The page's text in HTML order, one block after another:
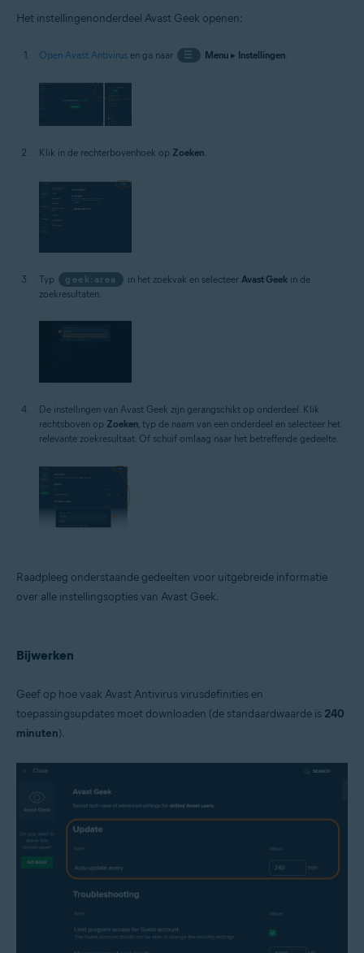
Het instellingenonderdeel Avast Geek openen:
Open Avast Antivirus en ga naar ☰ Menu▸ Instellingen.
Klik in de rechterbovenhoek op Zoeken
Typ geek:area in het zoekvak en selecteer Avast Geekin de
zoekresultaten.
De instellingen van Avast Geek zijn gerangschikt op onderdeel. Klik
rechtsboven op Zoeken , typ de naam van een onderdeel en selecteer het
relevante zoekresultaat. Of schuif omlaag naar het betreffende gedeelte.
Raadpleeg onderstaande gedeelten voor uitgebreide informatie
over alle instellingsopties van Avast Geek.
Bijwerken
Geef op hoe vaak Avast Antivirus virusdefinities en
toepassingsupdates moet downloaden (de standaardwaarde is 240
minuten).